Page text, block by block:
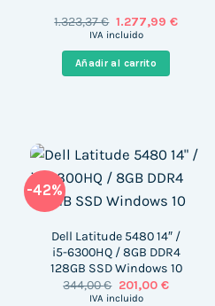
€.
1.323,37€ El
precio
era:
1.323,37 €.
1.277,99 €El
IVA incluido
Añadir al carrito
-42%
Dell Latitude 5480 14″ /
i5-6300HQ / 8GB DDR4
128GB SSD Windows 10
344,00€ El
precio
201,00 €El
IVA incluido